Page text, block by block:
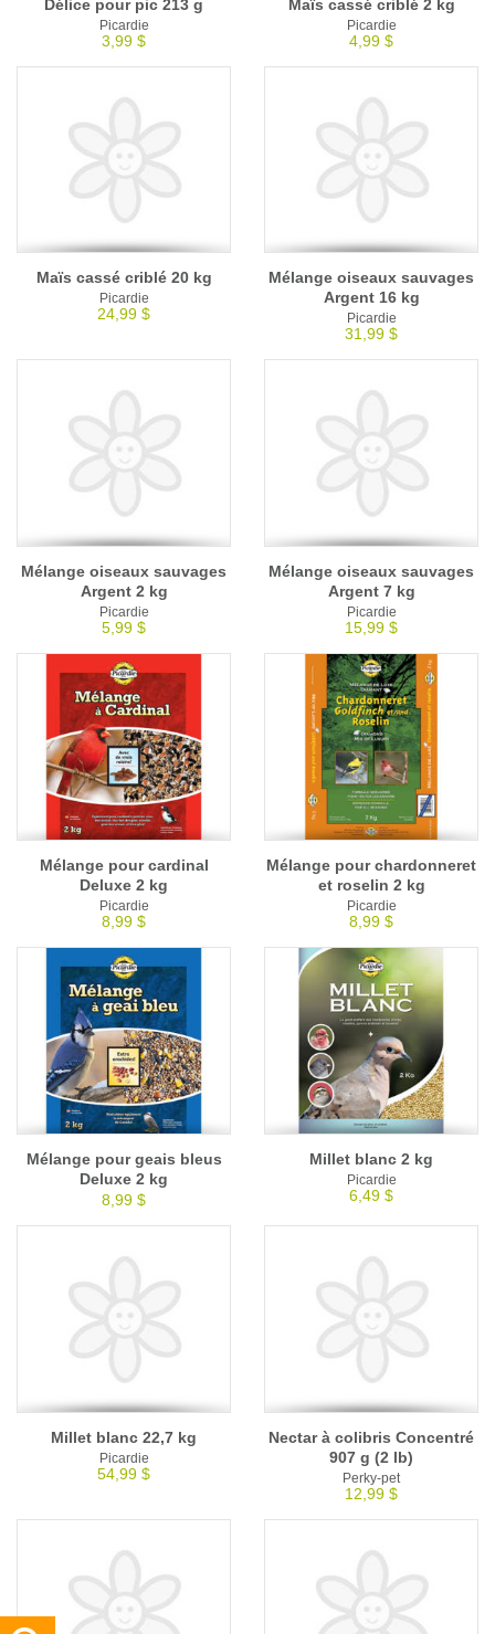
Délice pour pic 213 g
Picardie
3,99 $
Maïs cassé criblé 2 kg
Picardie
4,99 $
Maïs cassé criblé 20 kg
Picardie
24,99 $
Mélange oiseaux sauvages
Argent 16 kg
Picardie
31,99 $
Mélange oiseaux sauvages
Argent 2 kg
Picardie
5,99 $
Mélange oiseaux sauvages
Argent 7 kg
Picardie
15,99 $
Mélange pour cardinal
Deluxe 2 kg
Picardie
8,99 $
Mélange pour chardonneret
et roselin 2 kg
Picardie
8,99 $
Mélange pour geais bleus
Deluxe 2 kg
8,99 $
Millet blanc 2 kg
Picardie
6,49 $
Millet blanc 22,7 kg
Picardie
54,99 $
Nectar à colibris Concentré
907 g (2 lb)
Perky-pet
12,99 $